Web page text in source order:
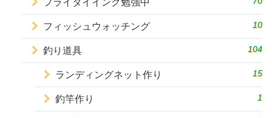
フライタイイング勉強中
フィッシュウォッチング 10
釣り道具 104
ランディングネット作り 15
釣竿作り 1